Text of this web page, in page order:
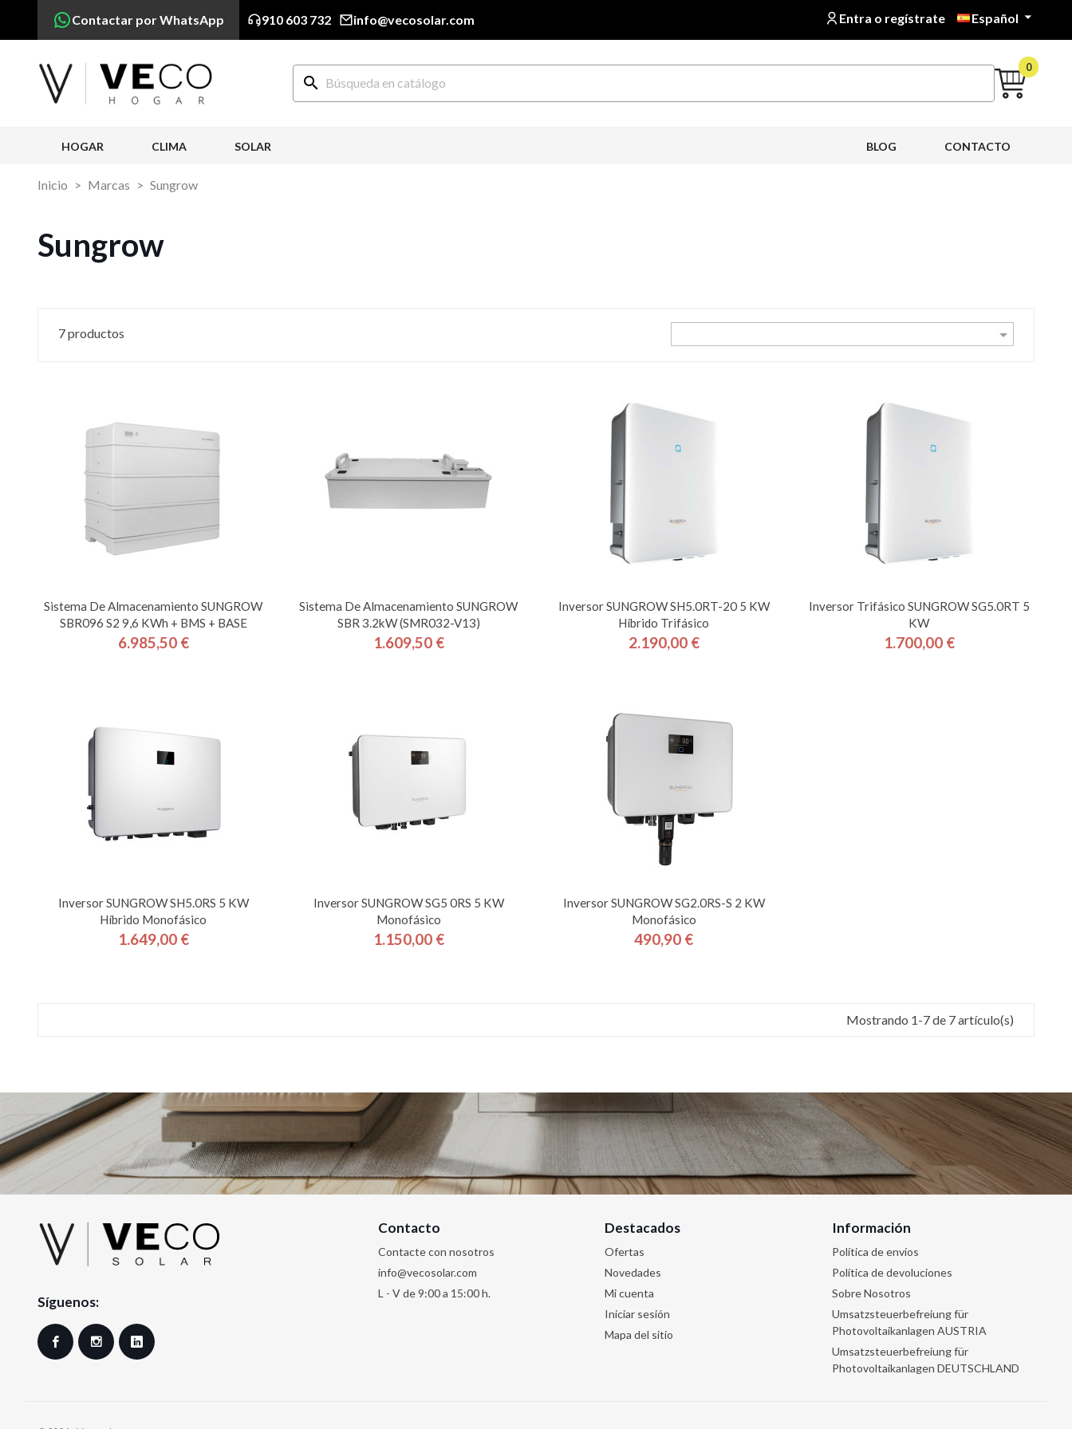
Contactar por WhatsApp 910 603 732 info@vecosolar.com Entra o regístrate Español 
search
0
HOGAR CLIMA SOLAR CONTACTO
BLOG
Inicio Marcas Sungrow
Sungrow
7 productos 
Sistema De Almacenamiento SUNGROW
SBR096 S2 9,6 KWh + BMS + BASE
Precio
6.985,50 €
Sistema De Almacenamiento SUNGROW
SBR 3.2kW (SMR032-V13)
Precio
1.609,50 €
Inversor SUNGROW SH5.0RT-20 5 KW
Híbrido Trifásico
Precio
2.190,00 €
Inversor Trifásico SUNGROW SG5.0RT 5
KW
Precio
1.700,00 €
Inversor SUNGROW SH5.0RS 5 KW
Híbrido Monofásico
Precio
1.649,00 €
Inversor SUNGROW SG5 0RS 5 KW
Monofásico
Precio
1.150,00 €
Inversor SUNGROW SG2.0RS-S 2 KW
Monofásico
Precio
490,90 €
Mostrando 1-7 de 7 artículo(s)
Síguenos:
Facebook Instagram
Contacto
Contacte con nosotros
info@vecosolar.com
L - V de 9:00 a 15:00 h.
Destacados
Ofertas
Novedades
Mi cuenta
Iniciar sesión
Mapa del sitio
Información
Política de envíos
Política de devoluciones
Sobre Nosotros
Umsatzsteuerbefreiung für
Photovoltaikanlagen AUSTRIA
Umsatzsteuerbefreiung für
Photovoltaikanlagen DEUTSCHLAND